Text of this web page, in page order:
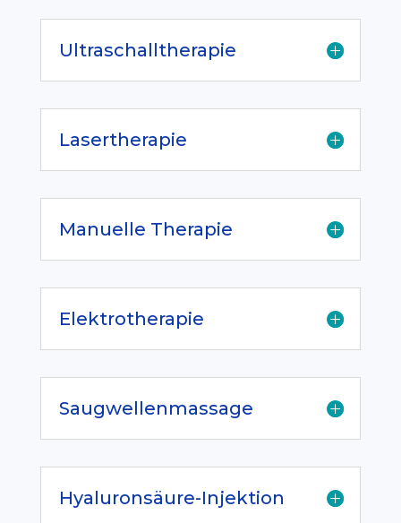
Ultraschalltherapie
Lasertherapie
Manuelle Therapie
Elektrotherapie
Saugwellenmassage
Hyaluronsäure-Injektion